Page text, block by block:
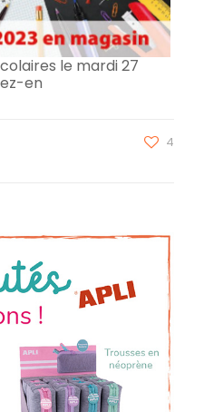
le mardi 27
en
4